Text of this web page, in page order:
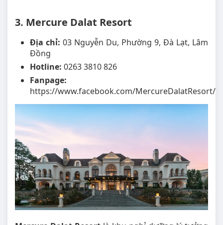
3. Mercure Dalat Resort
Địa chỉ: 03 Nguyễn Du, Phường 9, Đà Lạt, Lâm
Đồng
Hotline: 0263 3810 826
Fanpage:
https://www.facebook.com/MercureDalatResort/